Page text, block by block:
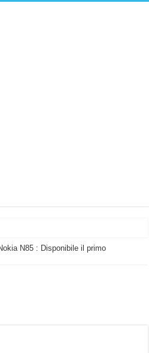
lo appoggi e fa tutto lui! (Senza
N85 : Disponibile il primo